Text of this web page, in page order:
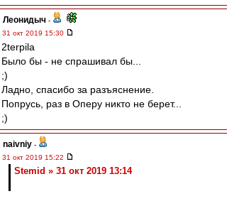
Леонидыч -
31 окт 2019 15:30
2terpila
Было бы - не спрашивал бы...
;)
Ладно, спасибо за разъяснение.
Попрусь, раз в Оперу никто не берет...
;)
naivniy -
31 окт 2019 15:22
Stemid » 31 окт 2019 13:14